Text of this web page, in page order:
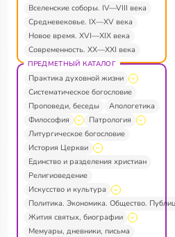
Вселенские соборы. IV—VIII века
Средневековье. IX—XV века
Новое время. XVI—XIX века
Современность. XX—XXI века
ПРЕДМЕТНЫЙ КАТАЛОГ
Практика духовной жизни
Систематическое богословие
Проповеди, беседы
Апологетика
Философия
Патрология
Литургическое богословие
История Церкви
Единство и разделения христиан
Религиоведение
Искусство и культура
Политика. Экономика. Общество.
Жития святых, биографии
Мемуары, дневники, письма